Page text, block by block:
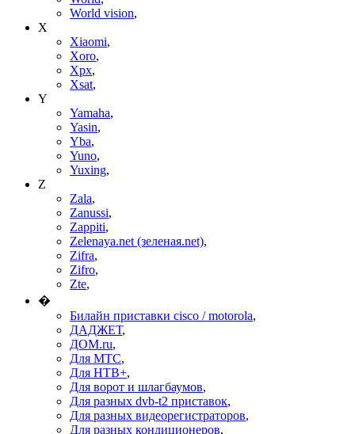
World vision,
X
Xiaomi,
Xoro,
Xpx,
Xsat,
Y
Yamaha,
Yasin,
Yba,
Yuno,
Yuxing,
Z
Zala,
Zanussi,
Zappiti,
Zelenaya.net (зеленая.net),
Zifra,
Zifro,
Zte,
�
Билайн приставки cisco / motorola,
ДАДЖЕТ,
ДОМ.ru,
Для МТС,
Для НТВ+,
Для ворот и шлагбаумов,
Для разных dvb-t2 приставок,
Для разных видеорегистраторов,
Для разных кондиционеров,